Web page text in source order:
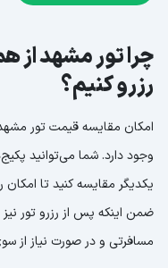
چرا تور مشهد از
رزرو کنیم؟
امکان مقایسه قیمت تور
وجود دارد. شما می‌توانید
یکدیگر مقایسه کنید تا امکان
ضمن اینکه پس از رزرو تور
مسافرتی و در صورت نیاز از